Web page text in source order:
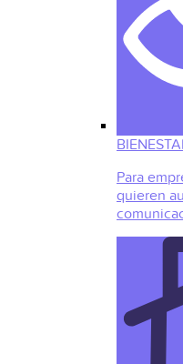
Para
quieren